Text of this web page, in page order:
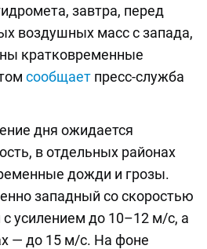
завтра, перед
воздушных масс с запада,
кратковременные
сообщает пресс-служба
дня ожидается
в отдельных районах
дожди и грозы.
западный со скоростью
усилением до 10–12 м/с, а
— до 15 м/с. На фоне